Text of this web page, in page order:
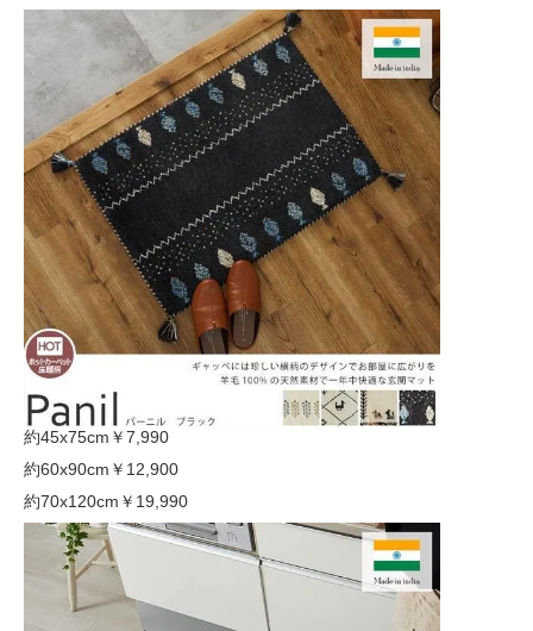
約45x75cm ￥7,990
約60x90cm ￥12,900
約70x120cm ￥19,990